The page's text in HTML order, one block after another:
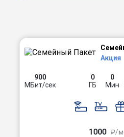
Акция
900
МБит/сек
0
ГБ
0
Мин
1000 ₽/